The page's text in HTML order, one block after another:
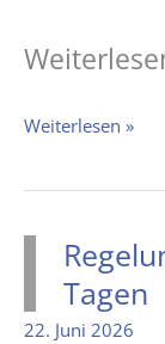
The
Seas
Great
Weiterlesen »
Tagen
22. Juni 2026